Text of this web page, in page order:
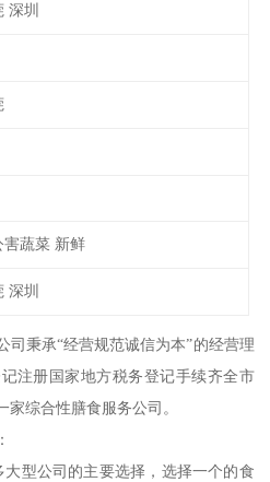
深圳
害蔬菜 新鲜
深圳
司秉承“经营规范诚信为本”的经营理
注册国家地方税务登记手续齐全市
综合性膳食服务公司。
型公司的主要选择，选择一个的食